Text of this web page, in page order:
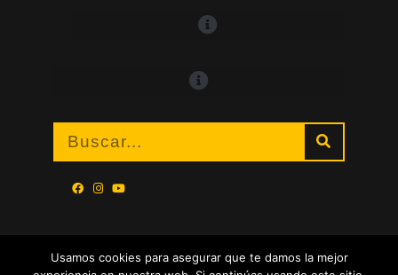
Usamos cookies para asegurar que te damos la mejor